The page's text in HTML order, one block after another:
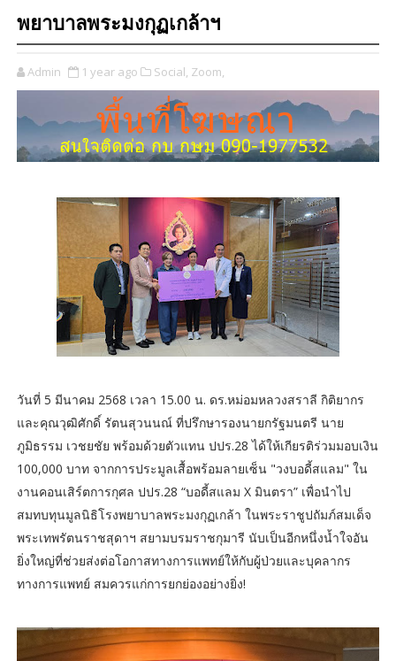
พยาบาลพระมงกุฏเกล้าฯ
Admin 1 year ago Social, Zoom,
วันที่ 5 มีนาคม 2568 เวลา 15.00 น. ดร.หม่อมหลวงสราลี กิติยากร
และคุณวุฒิศักดิ์ รัตนสุวนนณ์ ที่ปรึกษารองนายกรัฐมนตรี นาย
ภูมิธรรม เวชยชัย พร้อมด้วยตัวแทน ปปร.28 ได้ให้เกียรติร่วมมอบเงิน
100,000 บาท จากการประมูลเสื้อพร้อมลายเซ็น "วงบอดี้สแลม" ใน
งานคอนเสิร์ตการกุศล ปปร.28 “บอดี้สแลม X มินตรา” เพื่อนำไป
สมทบทุนมูลนิธิโรงพยาบาลพระมงกุฏเกล้า ในพระราชูปถัมภ์สมเด็จ
พระเทพรัตนราชสุดาฯ สยามบรมราชกุมารี นับเป็นอีกหนึ่งน้ำใจอัน
ยิ่งใหญ่ที่ช่วยส่งต่อโอกาสทางการแพทย์ให้กับผู้ป่วยและบุคลากร
ทางการแพทย์ สมควรแก่การยกย่องอย่างยิ่ง!